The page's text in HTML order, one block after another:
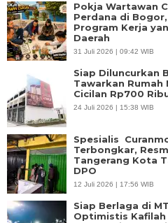
Pokja Wartawan
Perdana di
Program Kerja
Daerah
31 Juli 2026 | 09:42 WIB
Siap Diluncurkan
Tawarkan Rumah
Cicilan Rp700
24 Juli 2026 | 15:38 WIB
Spesialis
Terbongkar,
Tangerang Kota
DPO
12 Juli 2026 | 17:56 WIB
Siap Berlaga di
Optimistis Kafilah